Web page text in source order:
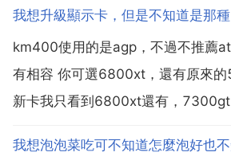
我想升級顯示卡，但是不知道是那種
km400使用的是agp，不過不推薦
有相容 你可選6800xt，還有原來
新卡我只看到6800xt還有，
卡，是因為ati卡插via的主機板上，